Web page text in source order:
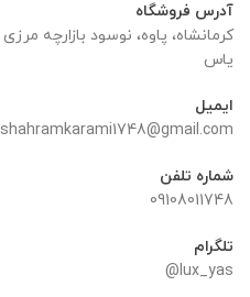
آدرس فروشگاه
یاس
ایمیل
shahramkarami1748@gmail.com
شماره تلفن
09108011748
تلگرام
lux_yas@